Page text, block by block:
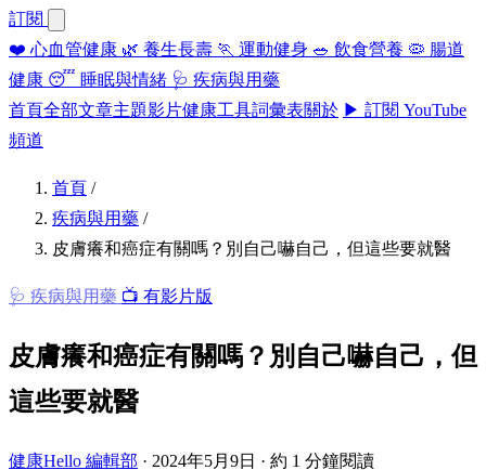
訂閱
❤️ 心血管健康 🌿 養生長壽 🏃 運動健身 🥗 飲食營養 🦠 腸道
健康 😴 睡眠與情緒 🩺 疾病與用藥
首頁全部文章主題影片健康工具詞彙表關於 ▶ 訂閱 YouTube
頻道
首頁 /
疾病與用藥 /
皮膚癢和癌症有關嗎？別自己嚇自己，但這些要就醫
🩺 疾病與用藥 📺 有影片版
皮膚癢和癌症有關嗎？別自己嚇自己，但
這些要就醫
健康Hello 編輯部 · 2024年5月9日 · 約 1 分鐘閱讀